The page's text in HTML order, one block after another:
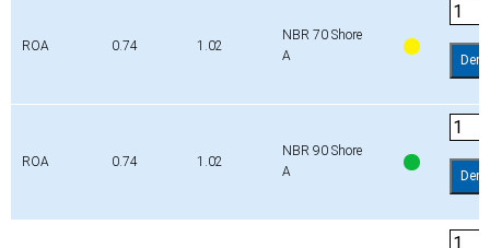
ROA 0.74 1.02
NBR 70 Shore
A
ROA 0.74 1.02
NBR 90 Shore
A